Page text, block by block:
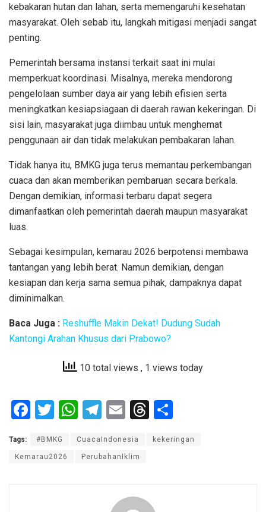
kebakaran hutan dan lahan, serta memengaruhi kesehatan
masyarakat. Oleh sebab itu, langkah mitigasi menjadi sangat
penting.
Pemerintah bersama instansi terkait saat ini mulai
memperkuat koordinasi. Misalnya, mereka mendorong
pengelolaan sumber daya air yang lebih efisien serta
meningkatkan kesiapsiagaan di daerah rawan kekeringan. Di
sisi lain, masyarakat juga diimbau untuk menghemat
penggunaan air dan tidak melakukan pembakaran lahan.
Tidak hanya itu, BMKG juga terus memantau perkembangan
cuaca dan akan memberikan pembaruan secara berkala.
Dengan demikian, informasi terbaru dapat segera
dimanfaatkan oleh pemerintah daerah maupun masyarakat
luas.
Sebagai kesimpulan, kemarau 2026 berpotensi membawa
tantangan yang lebih berat. Namun demikian, dengan
kesiapan dan kerja sama semua pihak, dampaknya dapat
diminimalkan.
Baca Juga : Reshuffle Makin Dekat! Dudung Sudah
Kantongi Arahan Khusus dari Prabowo?
10 total views , 1 views today
F
ce
b
T
tt
er
W
at
s
T
e
gr
m
E
ail
T
e
s
ar
Tags: #BMKG CuacaIndonesia kekeringan
Kemarau2026 PerubahanIklim